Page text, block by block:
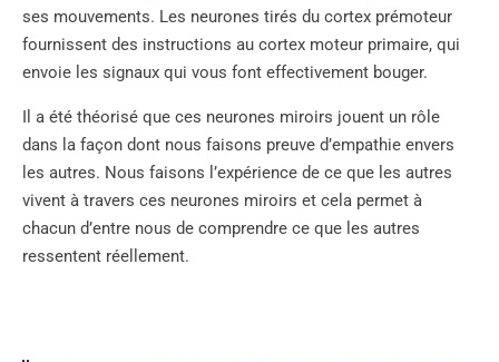
ses mouvements. Les neurones tirés du cortex prémoteur
fournissent des instructions au cortex moteur primaire, qui
envoie les signaux qui vous font effectivement bouger.
Il a été théorisé que ces neurones miroirs jouent un rôle
dans la façon dont nous faisons preuve d’empathie envers
les autres. Nous faisons l’expérience de ce que les autres
vivent à travers ces neurones miroirs et cela permet à
chacun d’entre nous de comprendre ce que les autres
ressentent réellement.